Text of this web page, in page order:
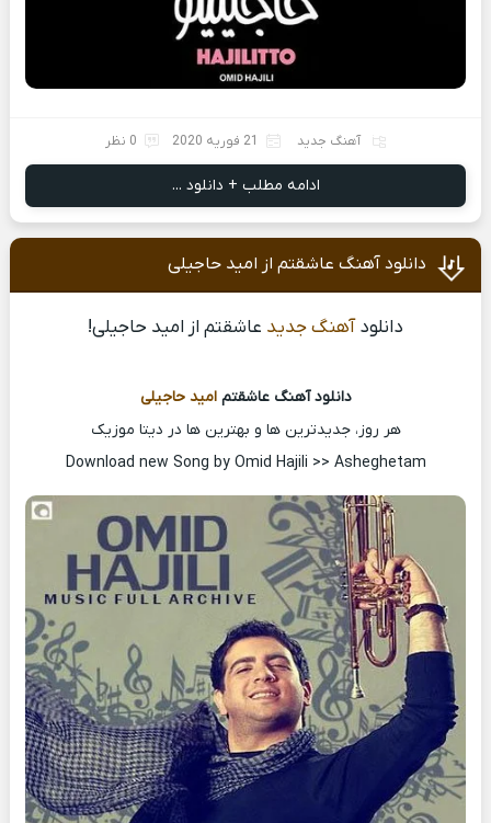
آهنگ جدید 21 فوریه 2020 0 نظر
ادامه مطلب + دانلود ...
دانلود آهنگ عاشقتم از امید حاجیلی
دانلودآهنگ جدید عاشقتم از امید حاجیلی!
دانلود آهنگ عاشقتمامید حاجیلی
هر روز، جدیدترین ها و بهترین ها در دیتا موزیک
Download new Song by Omid Hajili >> Asheghetam